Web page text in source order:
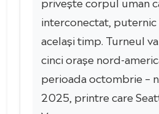
interconectat, puternic
același timp. Turneul
cinci orașe nord-
perioada octombrie –
2025, printre care